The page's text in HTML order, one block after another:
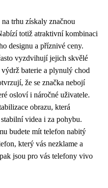
trhu získaly značnou
totiž atraktivní kombinaci
designu a příznivé ceny.
vyzdvihují jejich skvělé
baterie a plynulý chod
že se značka nebojí
osloví i náročné uživatele.
obrazu, která
videa i za pohybu.
budete mít telefon nabitý
který vás nezklame a
jsou pro vás telefony vivo